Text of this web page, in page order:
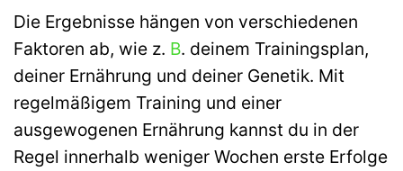
Die Ergebnisse hängen von verschiedenen
Faktoren ab, wie z. B. deinem Trainingsplan,
deiner Ernährung und deiner Genetik. Mit
regelmäßigem Training und einer
ausgewogenen Ernährung kannst du in der
Regel innerhalb weniger Wochen erste Erfolge